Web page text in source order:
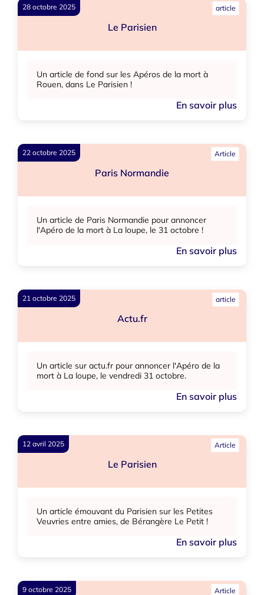
28 octobre 2025 article
Le Parisien
Un article de fond sur les Apéros de la mort à
Rouen, dans Le Parisien !
En savoir plus
22 octobre 2025 Article
Paris Normandie
Un article de Paris Normandie pour annoncer
l'Apéro de la mort à La loupe, le 31 octobre !
En savoir plus
21 octobre 2025 article
Actu.fr
Un article sur actu.fr pour annoncer l'Apéro de la
mort à La loupe, le vendredi 31 octobre.
En savoir plus
12 avril 2025 Article
Le Parisien
Un article émouvant du Parisien sur les Petites
Veuvries entre amies, de Bérangère Le Petit !
En savoir plus
9 octobre 2025 Article